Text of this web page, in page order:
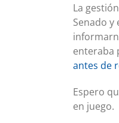
La
Senado
enteraba
antes de
Espero
en juego.